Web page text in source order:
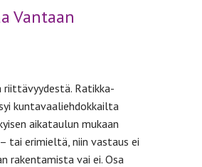
Vantaan
Ratikka-
kuntavaaliehdokkailta
aikataulun mukaan
tai erimieltä, niin vastaus ei
rakentamista vai ei. Osa